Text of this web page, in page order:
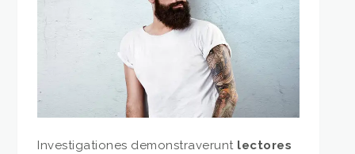
Investigationes demonstraveruntlectores